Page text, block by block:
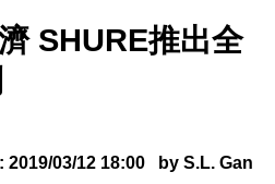
SHURE推出全
2019/03/12 18:00 by S.L. Gan